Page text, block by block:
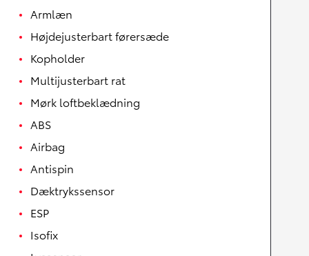
Armlæn
Højdejusterbart førersæde
Kopholder
Multijusterbart rat
Mørk loftbeklædning
ABS
Airbag
Antispin
Dæktrykssensor
ESP
Isofix